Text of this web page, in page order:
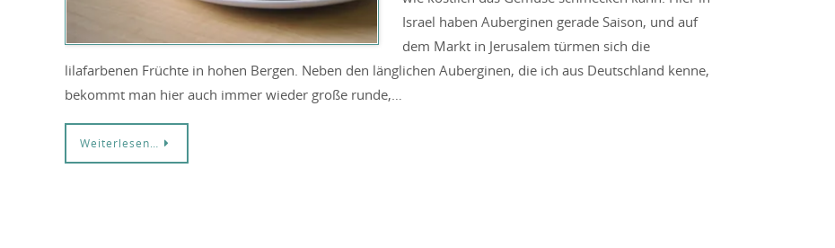
Israel haben Auberginen gerade Saison, und auf
dem Markt in Jerusalem türmen sich die
lilafarbenen Früchte in hohen Bergen. Neben den länglichen Auberginen, die ich aus Deutschland kenne,
bekommt man hier auch immer wieder große runde,…
Weiterlesen…